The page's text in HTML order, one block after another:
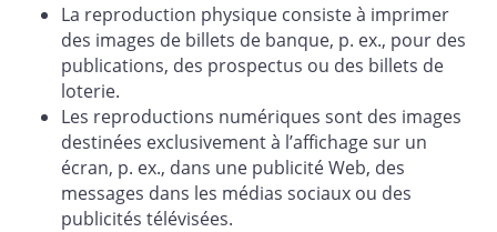
La reproduction physique consiste à imprimer
des images de billets de banque, p. ex., pour des
publications, des prospectus ou des billets de
loterie.
Les reproductions numériques sont des images
destinées exclusivement à l’affichage sur un
écran, p. ex., dans une publicité Web, des
messages dans les médias sociaux ou des
publicités télévisées.